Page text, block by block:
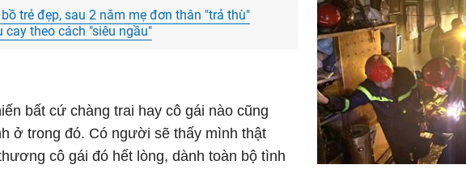
trẻ đẹp, sau 2 năm mẹ đơn thân "trả thù"
theo cách "siêu ngầu"
bất cứ chàng trai hay cô gái nào cũng
ở trong đó. Có người sẽ thấy mình thật
cô gái đó hết lòng, dành toàn bộ tình